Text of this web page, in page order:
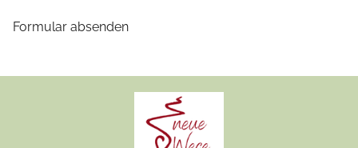
Formular absenden